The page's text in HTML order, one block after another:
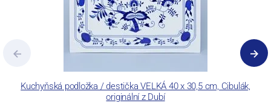
Kuchyňská podložka / destička VELKÁ 40 x 30,5 cm, Cibulák,
originální z Dubí